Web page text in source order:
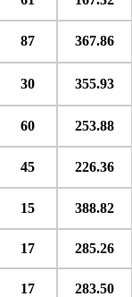
87 367.86
30 355.93
60 253.88
45 226.36
15 388.82
17 285.26
17 283.50